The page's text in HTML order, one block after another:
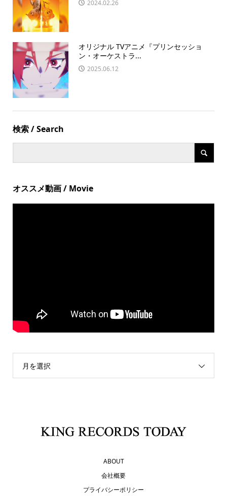
2024.02.26
オリジナル TVアニメ『プリンセッショ
ン・オーケストラ...
2025.06.12
検索 / Search
オススメ動画 / Movie
月を選択
ABOUT
会社概要
プライバシーポリシー